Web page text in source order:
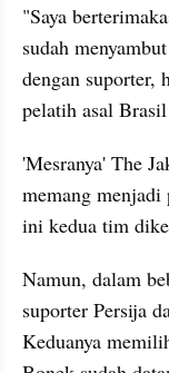
"Saya
sudah
dengan suporter,
pelatih asal
'Mesranya' The
memang menjadi
ini kedua tim
Namun, dalam
suporter Persija
Keduanya